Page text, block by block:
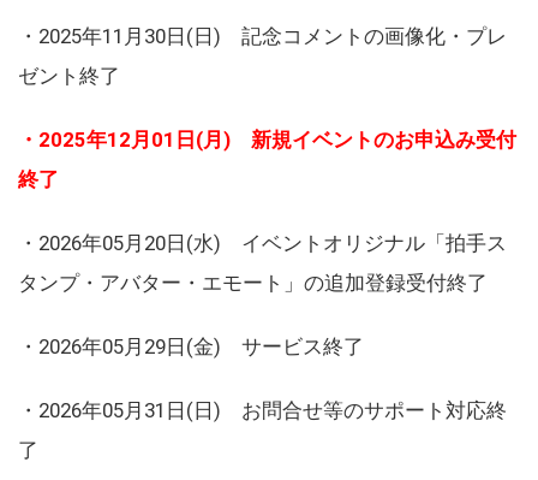
・2025年11月30日(日) 記念コメントの画像化・プレ
ゼント終了
・2025年12月01日(月) 新規イベントのお申込み受付
終了
・2026年05月20日(水) イベントオリジナル「拍手ス
タンプ・アバター・エモート」の追加登録受付終了
・2026年05月29日(金) サービス終了
・2026年05月31日(日) お問合せ等のサポート対応終
了